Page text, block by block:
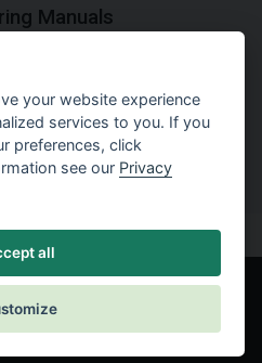
Manuals
guides on how
specific tasks.
your website experience
services to you. If you
preferences, click
see our Privacy
all